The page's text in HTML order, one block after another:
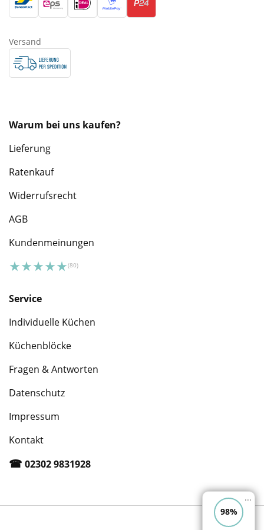
Versand
Warum bei uns kaufen?
Lieferung
Ratenkauf
Widerrufsrecht
AGB
Kundenmeinungen
Service
Individuelle Küchen
Küchenblöcke
Fragen & Antworten
Datenschutz
Impressum
Kontakt
☎︎ 02302 9831928
...
98%